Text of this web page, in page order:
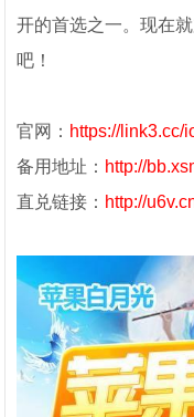
开的首选之一。现在
吧！
官网： https://link3.cc/
备用地址： http://
直兑链接： http://